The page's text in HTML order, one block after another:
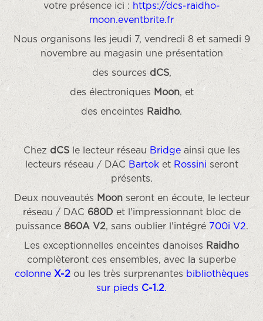
votre présence ici : https://dcs-raidho-
moon.eventbrite.fr
Nous organisons les jeudi 7, vendredi 8 et samedi 9
novembre au magasin une présentation
des sources dCS,
des électroniques Moon, et
des enceintes Raidho.
Chez dCSle lecteur réseau Bridgeainsi que les
lecteurs réseau / DAC Bartoket Rossini seront
présents.
Deux nouveautés Moonseront en écoute, le lecteur
réseau / DAC 680D et l'impressionnant bloc de
puissance 860A V2, sans oublier l'intégré 700i V2.
Les exceptionnelles enceintes danoises Raidho
complèteront ces ensembles, avec la superbe
colonne X-2ou les très surprenantes bibliothèques
sur pieds C-1.2.